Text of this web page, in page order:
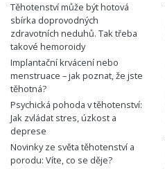
Těhotenství může být hotová
sbírka doprovodných
zdravotních neduhů. Tak třeba
takové hemoroidy
Implantační krvácení nebo
menstruace – jak poznat, že jste
těhotná?
Psychická pohoda v těhotenství:
Jak zvládat stres, úzkost a
deprese
Novinky ze světa těhotenství a
porodu: Víte, co se děje?